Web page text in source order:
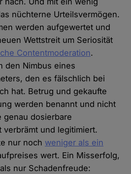
nüchterne Urteilsvermögen.
werden aufgewertet und
Wettstreit um Seriosität
Contentmoderation.
den Nimbus eines
den es fälschlich bei
hat. Betrug und gekaufte
werden benannt und nicht
genau dosierbare
verbrämt und legitimiert.
nur noch weniger als ein
wert. Ein Misserfolg,
nur Schadenfreude: